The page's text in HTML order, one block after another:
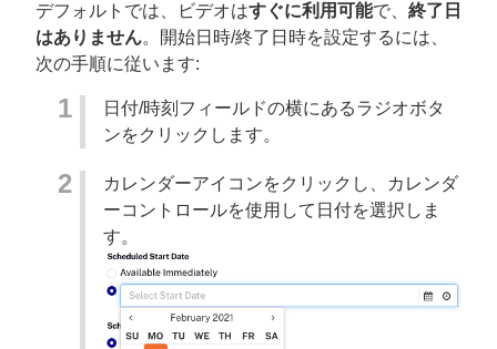
デフォルトでは、ビデオはすぐに利用可能で、 終了日
はありません。開始日時/終了日時を設定するには、
次の手順に従います:
日付/時刻フィールドの横にあるラジオボタ
ンをクリックします。
カレンダーアイコンをクリックし、カレンダ
ーコントロールを使用して日付を選択しま
す。